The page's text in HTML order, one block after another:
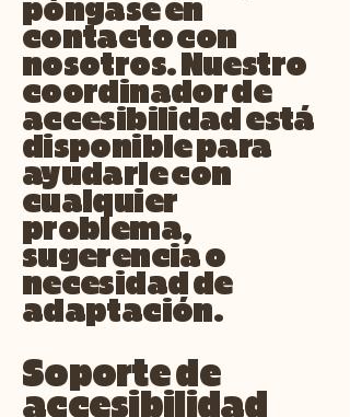
póngase en
contacto con
nosotros. Nuestro
coordinador de
accesibilidad está
disponible para
ayudarle con
cualquier
problema,
sugerencia o
necesidad de
adaptación.
Soporte de
accesibilidad